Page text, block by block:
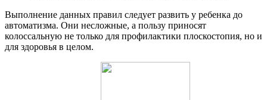
Выполнение данных правил следует развить у ребенка до
автоматизма. Они несложные, а пользу приносят
колоссальную не только для профилактики плоскостопия, но и
для здоровья в целом.